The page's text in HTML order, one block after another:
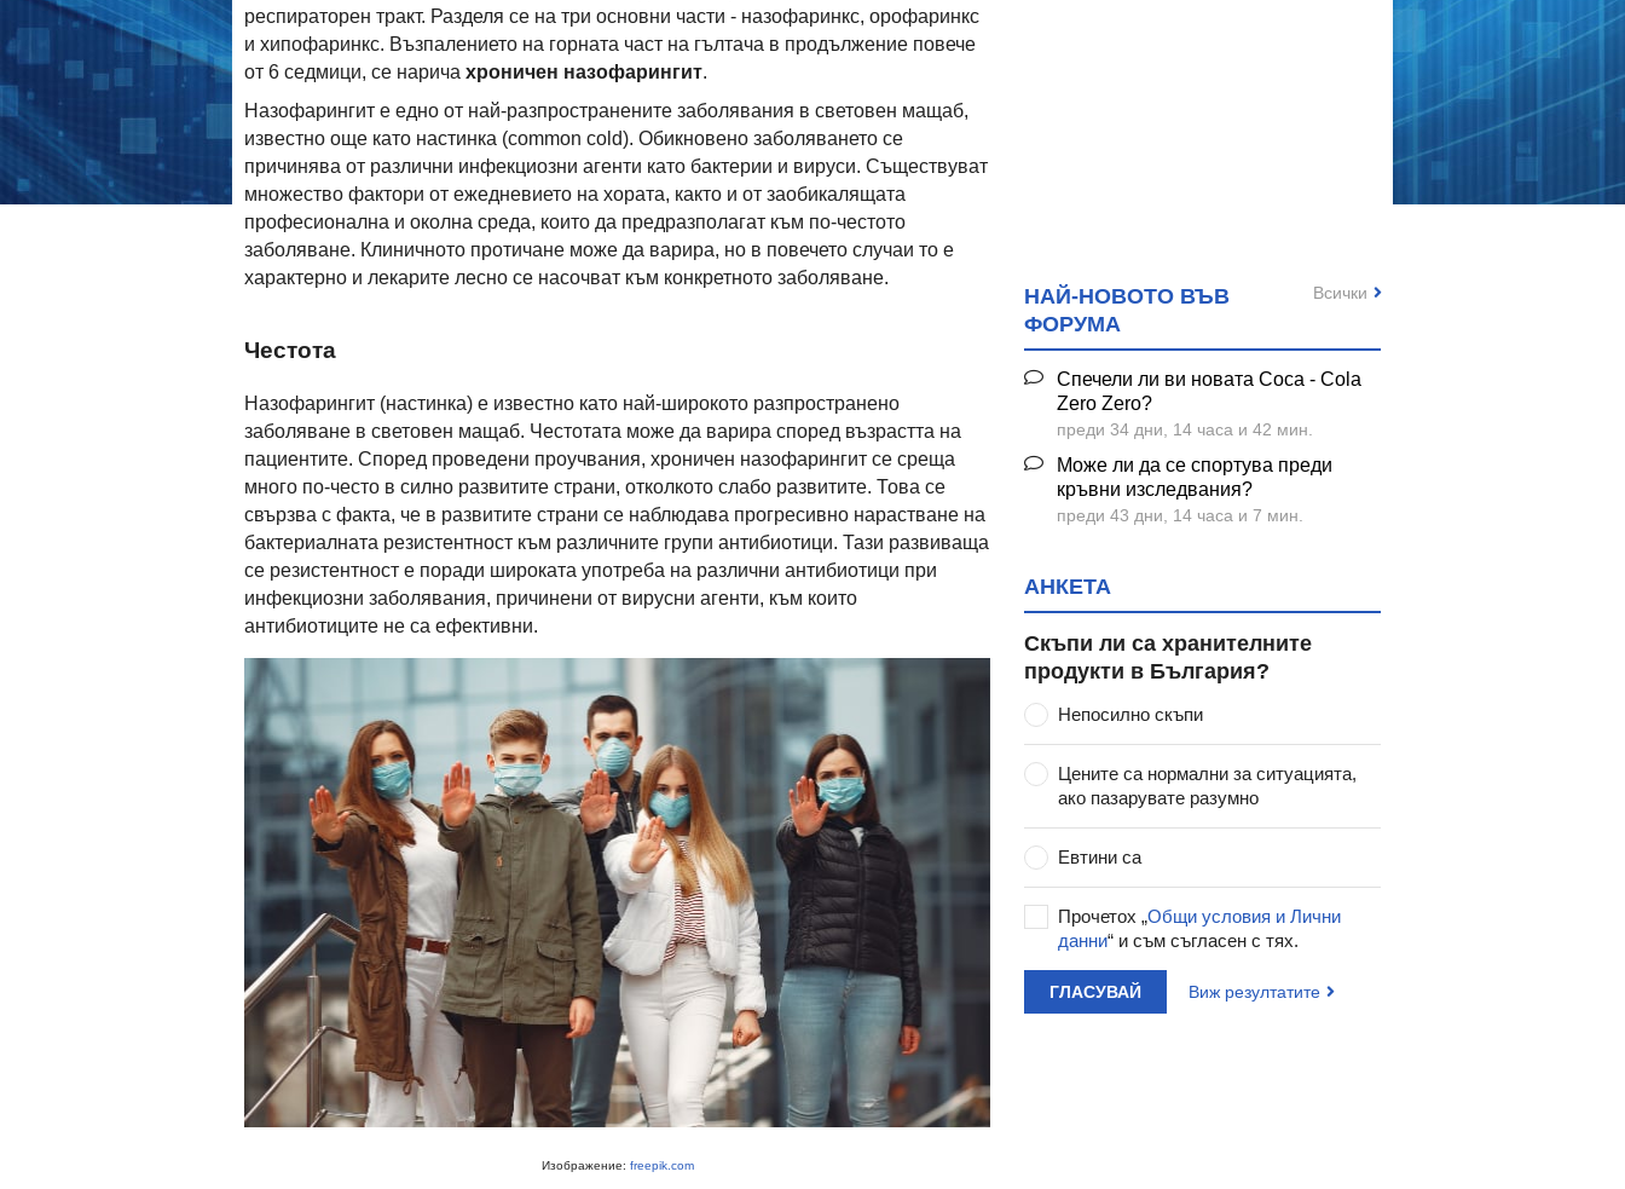
респираторен тракт. Разделя се на три основни части - назофаринкс, орофаринкс
и хипофаринкс. Възпалението на горната част на гълтача в продължение повече
от 6 седмици, се нарича хроничен назофарингит.
Назофарингит е едно от най-разпространените заболявания в световен мащаб,
известно още като настинка (common cold). Обикновено заболяването се
причинява от различни инфекциозни агенти като бактерии и вируси. Съществуват
множество фактори от ежедневието на хората, както и от заобикалящата
професионална и околна среда, които да предразполагат към по-честото
заболяване. Клиничното протичане може да варира, но в повечето случаи то е
характерно и лекарите лесно се насочват към конкретното заболяване.
Честота
Назофарингит (настинка) е известно като най-широкото разпространено
заболяване в световен мащаб. Честотата може да варира според възрастта на
пациентите. Според проведени проучвания, хроничен назофарингит се среща
много по-често в силно развитите страни, отколкото слабо развитите. Това се
свързва с факта, че в развитите страни се наблюдава прогресивно нарастване на
бактериалната резистентност към различните групи антибиотици. Тази развиваща
се резистентност е поради широката употреба на различни антибиотици при
инфекциозни заболявания, причинени от вирусни агенти, към които
антибиотиците не са ефективни.
Изображение: freepik.com
НАЙ-НОВОТО ВЪВ
ФОРУМА
Спечели ли ви новата Coca - Cola
Zero Zero?
преди 34 дни, 14 часа и 42 мин.
Може ли да се спортува преди
кръвни изследвания?
преди 43 дни, 14 часа и 7 мин.
Всички
АНКЕТА
Скъпи ли са хранителните
продукти в България?
Непосилно скъпи
Цените са нормални за ситуацията,
ако пазарувате разумно
Евтини са
Прочетох „Общи условия и Лични
данни“ и съм съгласен с тях.
ГЛАСУВАЙ Виж резултатите